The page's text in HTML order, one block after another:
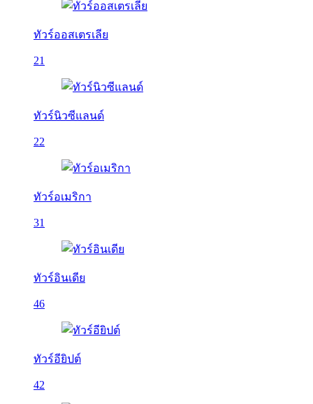
ทัวร์ออสเตรเลีย
21
ทัวร์นิวซีแลนด์
22
ทัวร์อเมริกา
31
ทัวร์อินเดีย
46
ทัวร์อียิปต์
42